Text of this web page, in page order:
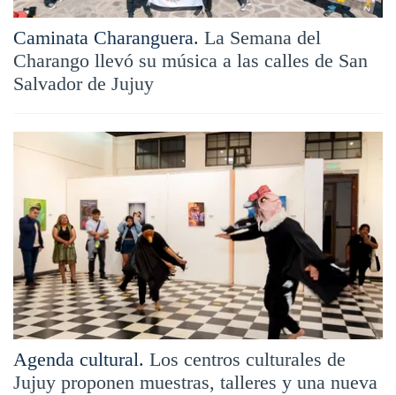
Caminata Charanguera. La Semana del
Charango llevó su música a las calles de San
Salvador de Jujuy
Agenda cultural. Los centros culturales de
Jujuy proponen muestras, talleres y una nueva